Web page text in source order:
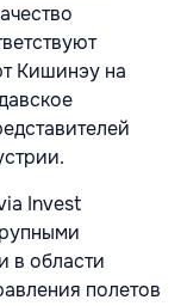
Кишинэу на
Invest
в области
полетов